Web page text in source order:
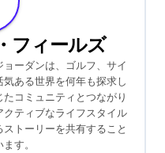
フィールズ
ーダンは、ゴルフ、サイ
ある世界を何年も探求し
コミュニティとつながり
ティブなライフスタイル
トーリーを共有すること
す。